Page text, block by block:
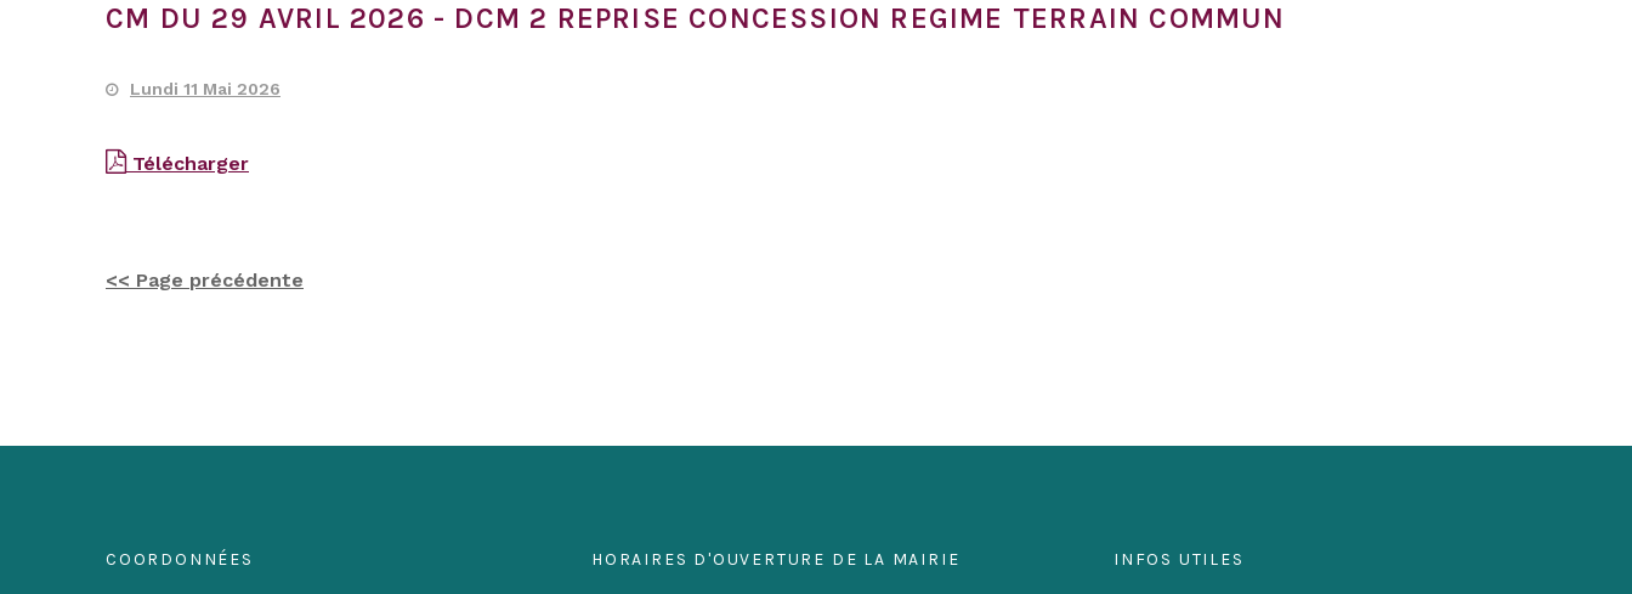
CM DU 29 AVRIL 2026 - DCM 2 REPRISE CONCESSION REGIME TERRAIN COMMUN
Lundi 11 Mai 2026
Télécharger
<< Page précédente
COORDONNÉES HORAIRES D'OUVERTURE DE LA MAIRIE INFOS UTILES